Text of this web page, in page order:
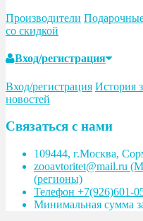
Производители
со скидкой
Вход/регистрация
Вход/регистрация История
новостей
Связаться с нами
109444, г.Москва,
zooavtoritet@mail.ru
(регионы)
Телефон +7(926)601-
Минимальная сумма